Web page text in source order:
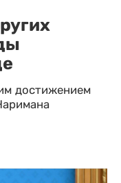
достижением